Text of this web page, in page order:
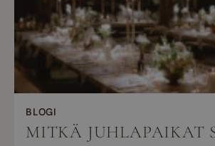
BLOGI
MITKÄ JUHLAPAIKAT